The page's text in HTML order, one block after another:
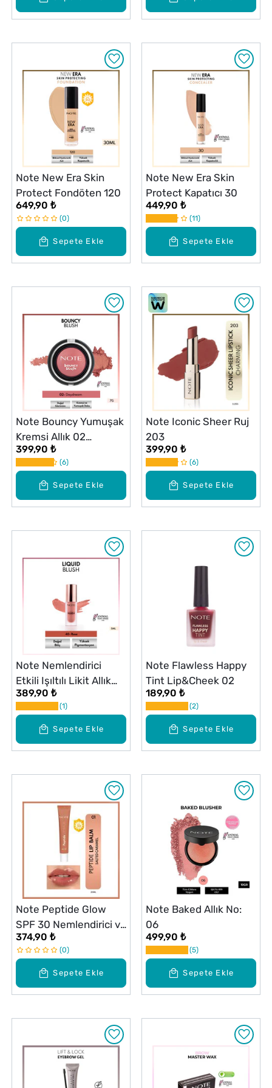
Sepete Ekle
Note New Era Skin
Protect Fondöten 120
649,90 ₺
0
Sepete Ekle
Note New Era Skin
Protect Kapatıcı 30
449,90 ₺
11
Sepete Ekle
Note Bouncy Yumuşak
Kremsi Allık 02
Daydream
399,90 ₺
6
Sepete Ekle
Note Iconic Sheer Ruj
203
399,90 ₺
6
Sepete Ekle
Note Nemlendirici
Etkili Işıltılı Likit Allık
40 Rose
389,90 ₺
1
Sepete Ekle
Note Flawless Happy
Tint Lip&Cheek 02
189,90 ₺
2
Sepete Ekle
Note Peptide Glow
SPF 30 Nemlendirici ve
Parlatıcı Renkli Dudak
Balmı Caramel 01
374,90 ₺
0
Sepete Ekle
Note Baked Allık No:
06
499,90 ₺
5